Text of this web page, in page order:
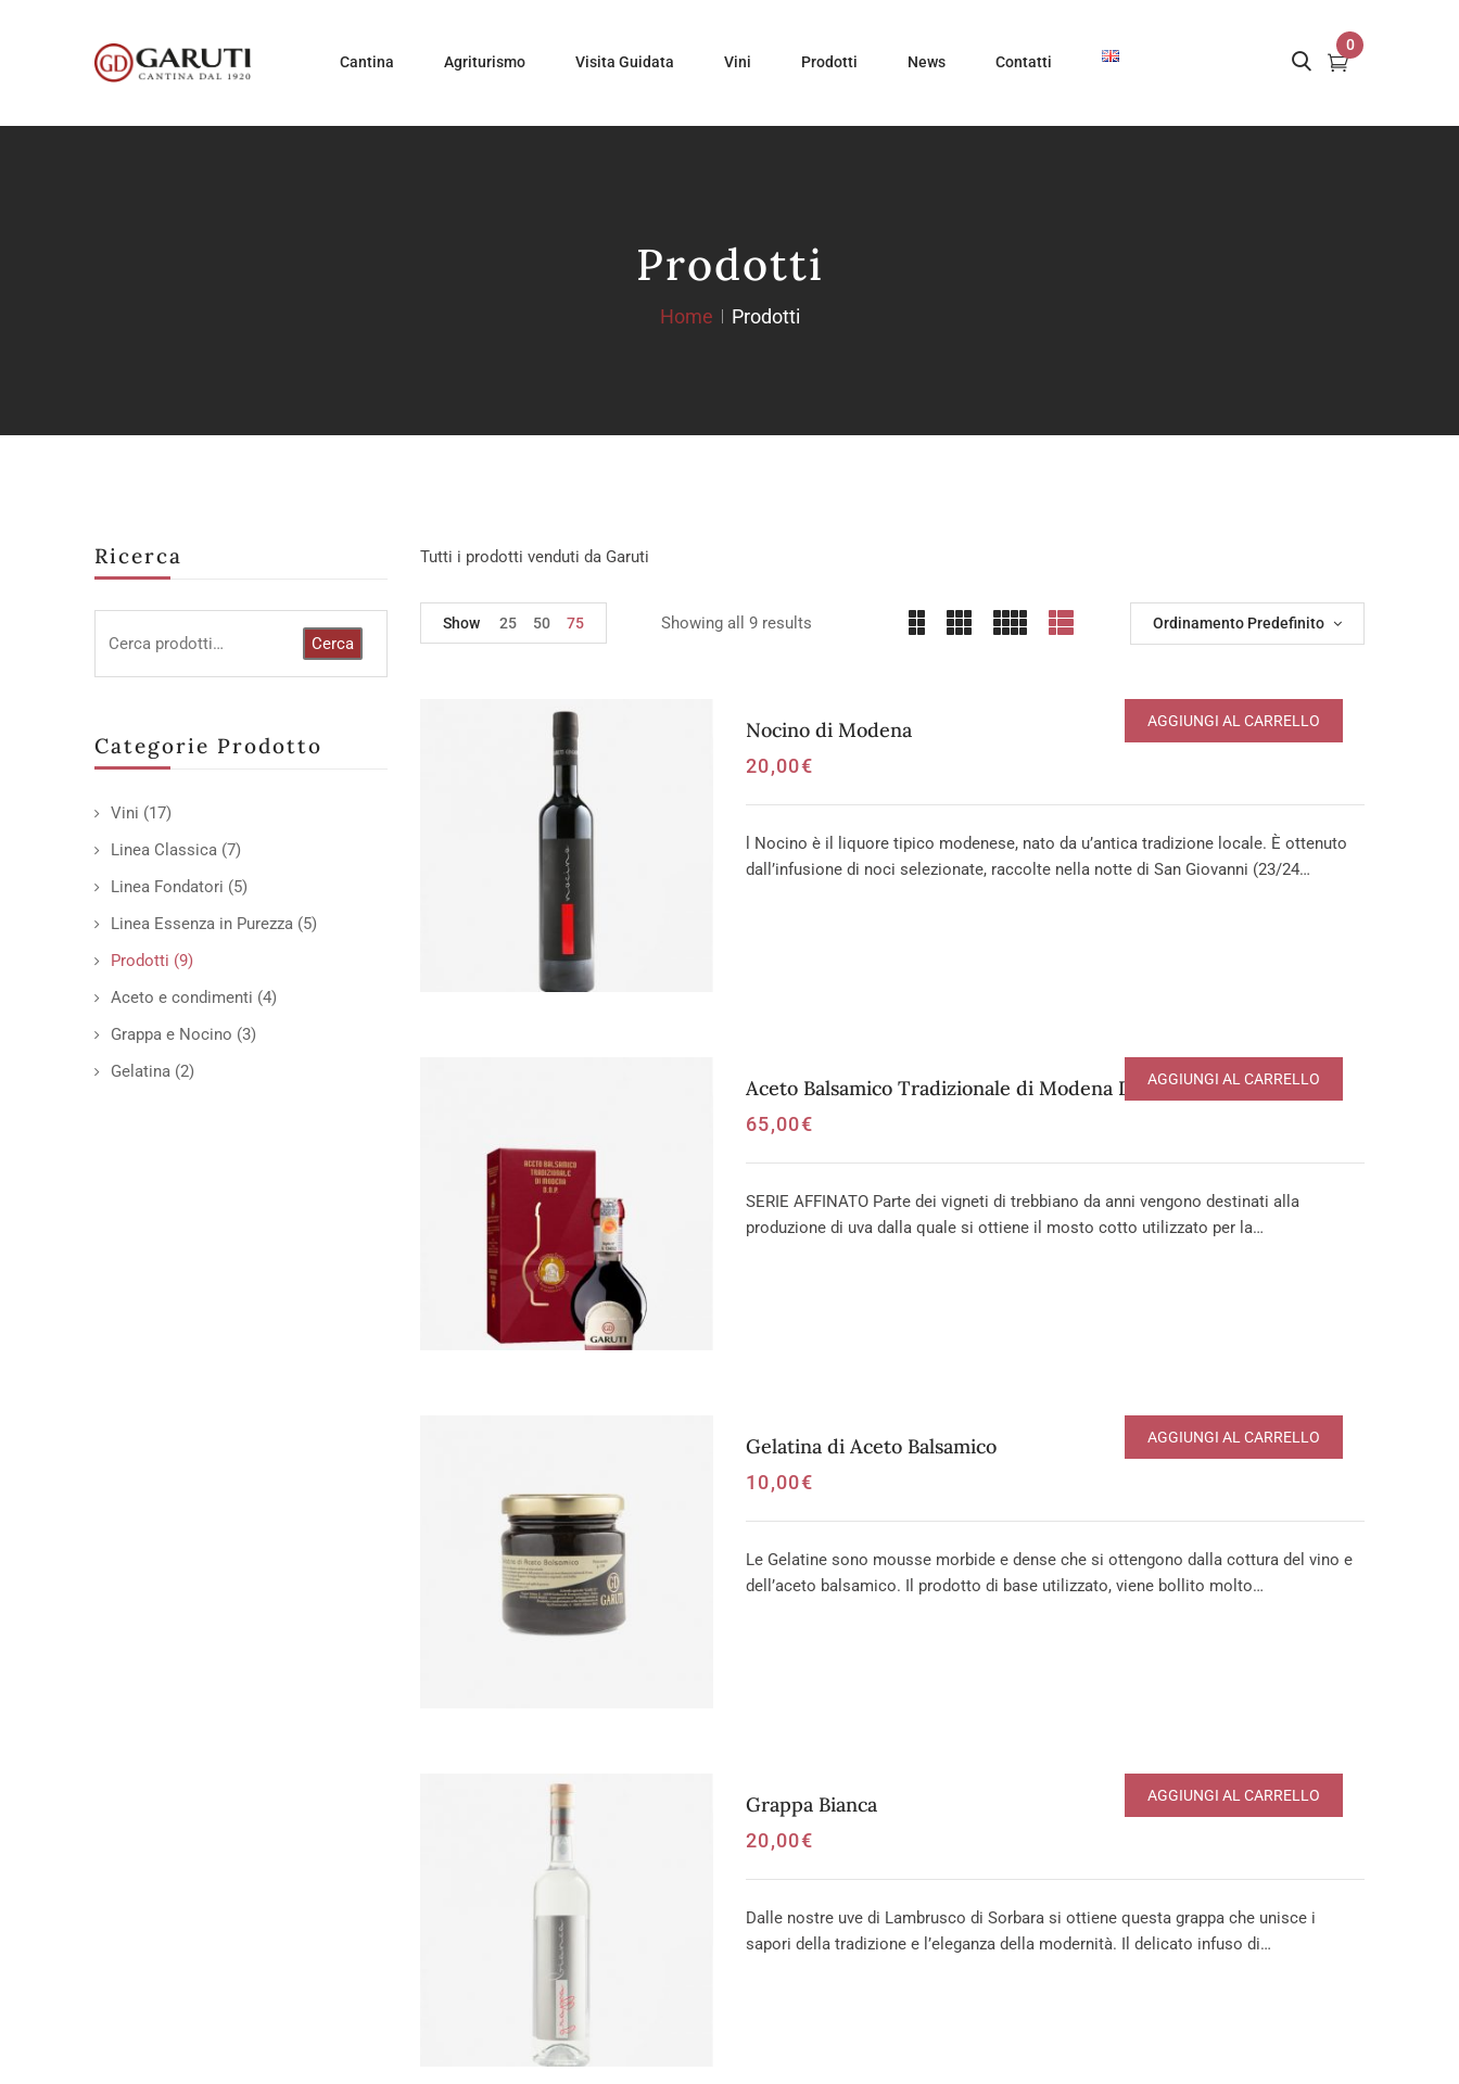
Cantina Agriturismo Visita Guidata Vini Prodotti News Contatti
0
Prodotti
Home Prodotti
Ricerca
Cerca
Categorie Prodotto
Vini (17)
Linea Classica (7)
Linea Fondatori (5)
Linea Essenza in Purezza (5)
Prodotti (9)
Aceto e condimenti (4)
Grappa e Nocino (3)
Gelatina (2)
Tutti i prodotti venduti da Garuti
Showing all 9 results Ordinamento Predefinito
Show 25 50 75
Nocino di Modena
20,00€
AGGIUNGI AL CARRELLO
l Nocino è il liquore tipico modenese, nato da u’antica tradizione locale. È ottenuto
dall’infusione di noci selezionate, raccolte nella notte di San Giovanni (23/24…
Aceto Balsamico Tradizionale di Modena DOP – serie Affinato
65,00€
AGGIUNGI AL CARRELLO
SERIE AFFINATO Parte dei vigneti di trebbiano da anni vengono destinati alla
produzione di uva dalla quale si ottiene il mosto cotto utilizzato per la…
Gelatina di Aceto Balsamico
10,00€
AGGIUNGI AL CARRELLO
Le Gelatine sono mousse morbide e dense che si ottengono dalla cottura del vino e
dell’aceto balsamico. Il prodotto di base utilizzato, viene bollito molto…
Grappa Bianca
20,00€
AGGIUNGI AL CARRELLO
Dalle nostre uve di Lambrusco di Sorbara si ottiene questa grappa che unisce i
sapori della tradizione e l’eleganza della modernità. Il delicato infuso di…